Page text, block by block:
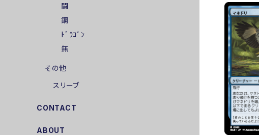
闘
鋼
ﾄﾞﾗｺﾞﾝ
無
その他
スリーブ
CONTACT
ABOUT